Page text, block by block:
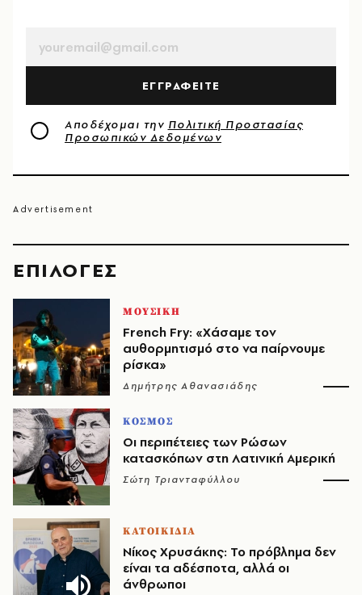
EΠΙΛΟΓΈΣ
ΜΟΥΣΙΚΗ
French Fry: «Χάσαμε τον
αυθορμητισμό στο να παίρνουμε
ρίσκα»
Δημήτρης Αθανασιάδης
ΚΟΣΜΟΣ
Οι περιπέτειες των Ρώσων
κατασκόπων στη Λατινική Αμερική
Σώτη Τριανταφύλλου
ΚΑΤΟΙΚΙΔΙΑ
Νίκος Χρυσάκης: Το πρόβλημα δεν
είναι τα αδέσποτα, αλλά οι
άνθρωποι
ΕΓΓΡΑΦΕΙΤΕ
Αποδέχομαι την Πολιτική Προστασίας
Προσωπικών Δεδομένων